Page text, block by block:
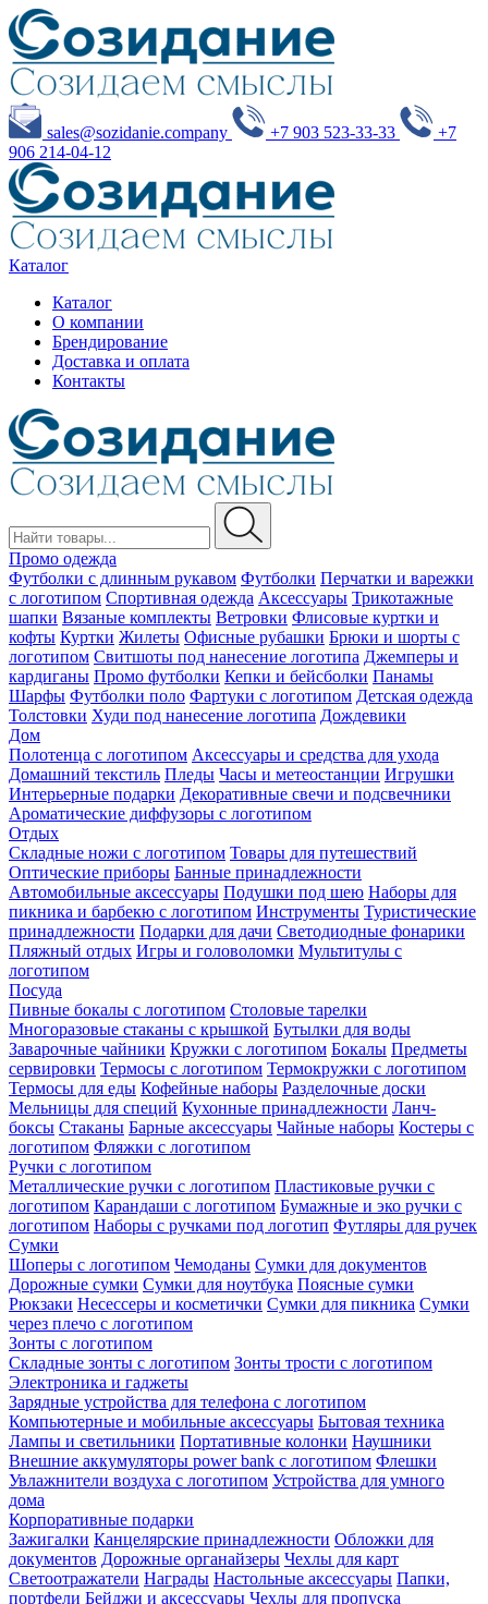
sales@sozidanie.company +7 903 523-33-33
+7
906 214-04-12
Каталог
Каталог
О компании
Брендирование
Доставка и оплата
Контакты
Промо одежда
Футболки с длинным рукавом Футболки Перчатки и варежки
с логотипом Спортивная одежда Аксессуары Трикотажные
шапки Вязаные комплекты Ветровки Флисовые куртки и
кофты Куртки Жилеты Офисные рубашки Брюки и шорты с
логотипом Свитшоты под нанесение логотипа Джемперы и
кардиганы Промо футболки Кепки и бейсболки Панамы
Шарфы Футболки поло Фартуки с логотипом Детская одежда
Толстовки Худи под нанесение логотипа Дождевики
Дом
Полотенца с логотипом Аксессуары и средства для ухода
Домашний текстиль Пледы Часы и метеостанции Игрушки
Интерьерные подарки Декоративные свечи и подсвечники
Ароматические диффузоры с логотипом
Отдых
Складные ножи с логотипом Товары для путешествий
Оптические приборы Банные принадлежности
Автомобильные аксессуары Подушки под шею Наборы для
пикника и барбекю с логотипом Инструменты Туристические
принадлежности Подарки для дачи Светодиодные фонарики
Пляжный отдых Игры и головоломки Мультитулы с
логотипом
Посуда
Пивные бокалы с логотипом Столовые тарелки
Многоразовые стаканы с крышкой Бутылки для воды
Заварочные чайники Кружки с логотипом Бокалы Предметы
сервировки Термосы с логотипом Термокружки с логотипом
Термосы для еды Кофейные наборы Разделочные доски
Мельницы для специй Кухонные принадлежности Ланч-
боксы Стаканы Барные аксессуары Чайные наборы Костеры с
логотипом Фляжки с логотипом
Ручки с логотипом
Металлические ручки с логотипом Пластиковые ручки с
логотипом Карандаши с логотипом Бумажные и эко ручки с
логотипом Наборы с ручками под логотип Футляры для ручек
Сумки
Шоперы с логотипом Чемоданы Сумки для документов
Дорожные сумки Сумки для ноутбука Поясные сумки
Рюкзаки Несессеры и косметички Сумки для пикника Сумки
через плечо с логотипом
Зонты с логотипом
Складные зонты с логотипом Зонты трости с логотипом
Электроника и гаджеты
Зарядные устройства для телефона с логотипом
Компьютерные и мобильные аксессуары Бытовая техника
Лампы и светильники Портативные колонки Наушники
Внешние аккумуляторы power bank с логотипом Флешки
Увлажнители воздуха с логотипом Устройства для умного
дома
Корпоративные подарки
Зажигалки Канцелярские принадлежности Обложки для
документов Дорожные органайзеры Чехлы для карт
Светоотражатели Награды Настольные аксессуары Папки,
портфели Бейджи и аксессуары Чехлы для пропуска